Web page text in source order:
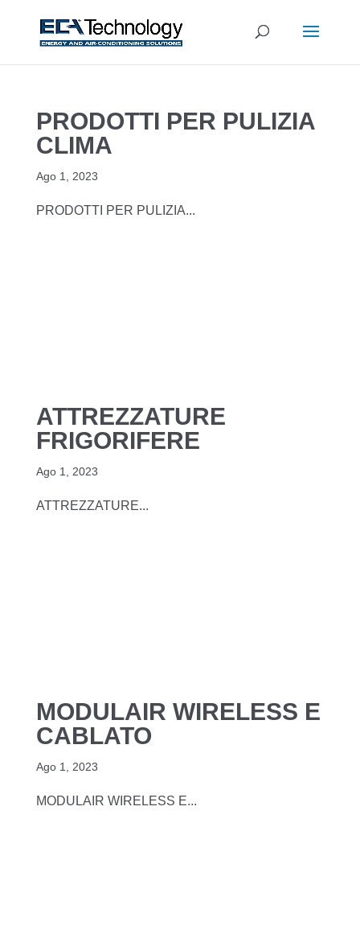
PRODOTTI PER PULIZIA
CLIMA
Ago 1, 2023
PRODOTTI PER PULIZIA...
ATTREZZATURE
FRIGORIFERE
Ago 1, 2023
ATTREZZATURE...
MODULAIR WIRELESS E
CABLATO
Ago 1, 2023
MODULAIR WIRELESS E...